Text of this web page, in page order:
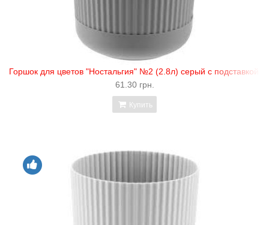
Горшок для цветов "Ностальгия" №2 (2.8л) серый с подставкой
61.30 грн.
Купить